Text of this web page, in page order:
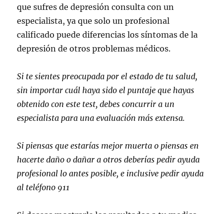
que sufres de depresión consulta con un
especialista, ya que solo un profesional
calificado puede diferencias los síntomas de la
depresión de otros problemas médicos.
Si te sientes preocupada por el estado de tu salud,
sin importar cuál haya sido el puntaje que hayas
obtenido con este test, debes concurrir a un
especialista para una evaluación más extensa.
Si piensas que estarías mejor muerta o piensas en
hacerte daño o dañar a otros deberías pedir ayuda
profesional lo antes posible, e inclusive pedir ayuda
al teléfono 911